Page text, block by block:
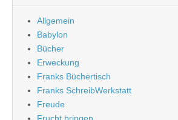
Allgemein
Babylon
Bücher
Erweckung
Franks Büchertisch
Franks SchreibWerkstatt
Freude